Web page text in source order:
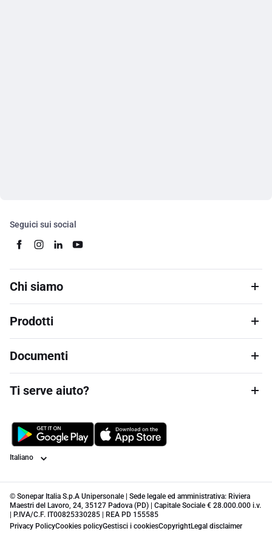
Seguici sui social
Chi siamo
Prodotti
Documenti
Ti serve aiuto?
Lingua
© Sonepar Italia S.p.A Unipersonale | Sede legale ed amministrativa: Riviera
Maestri del Lavoro, 24, 35127 Padova (PD) | Capitale Sociale € 28.000.000 i.v.
| P.IVA/C.F. IT00825330285 | REA PD 155585
Privacy PolicyCookies policyGestisci i cookiesCopyrightLegal disclaimer